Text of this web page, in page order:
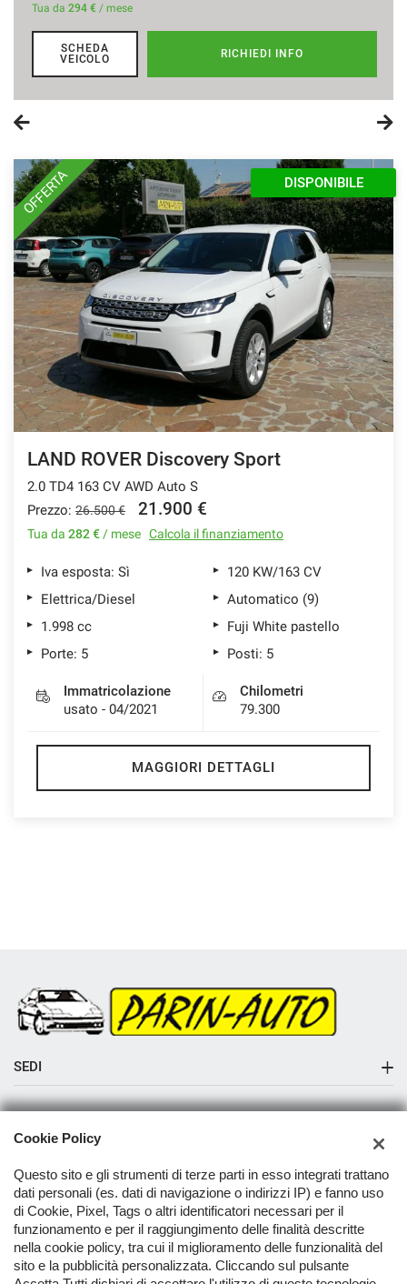
RICHIEDI INFO
OFFERTA DISPONIBILE
LAND ROVER Discovery Sport
2.0 TD4 163 CV AWD Auto S
Prezzo: 26.500 € 21.900 €
Tua da 282 € / mese Calcola il finanziamento
Iva esposta: Sì
120 KW/163 CV
Elettrica/Diesel
Automatico (9)
1.998 cc
Fuji White pastello
Porte: 5
Posti: 5
Immatricolazione
usato - 04/2021
Chilometri
79.300
MAGGIORI DETTAGLI
SEDI
Contatti
TORNA IN CIMA
Cookie Policy
Questo sito e gli strumenti di terze parti in esso integrati trattano
dati personali (es. dati di navigazione o indirizzi IP) e fanno uso
di Cookie, Pixel, Tags o altri identificatori necessari per il
funzionamento e per il raggiungimento delle finalità descritte
nella cookie policy, tra cui il miglioramento delle funzionalità del
sito e la pubblicità personalizzata. Cliccando sul pulsante